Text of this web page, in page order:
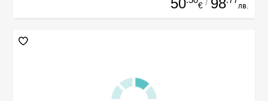
50 € / 98 лв.